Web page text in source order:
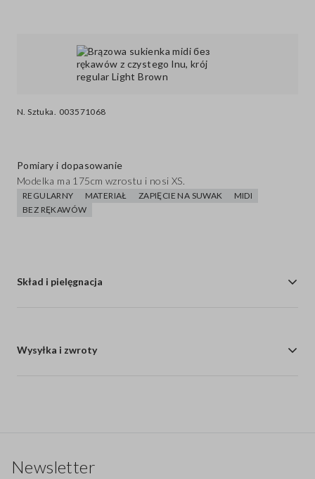
N. Sztuka. 003571068
Pomiary i dopasowanie
Modelka ma 175cm wzrostu i nosi XS.
REGULARNY MATERIAŁ ZAPIĘCIE NA SUWAK
MIDI
BEZ RĘKAWÓW
Skład i pielęgnacja
Wysyłka i zwroty
Newsletter